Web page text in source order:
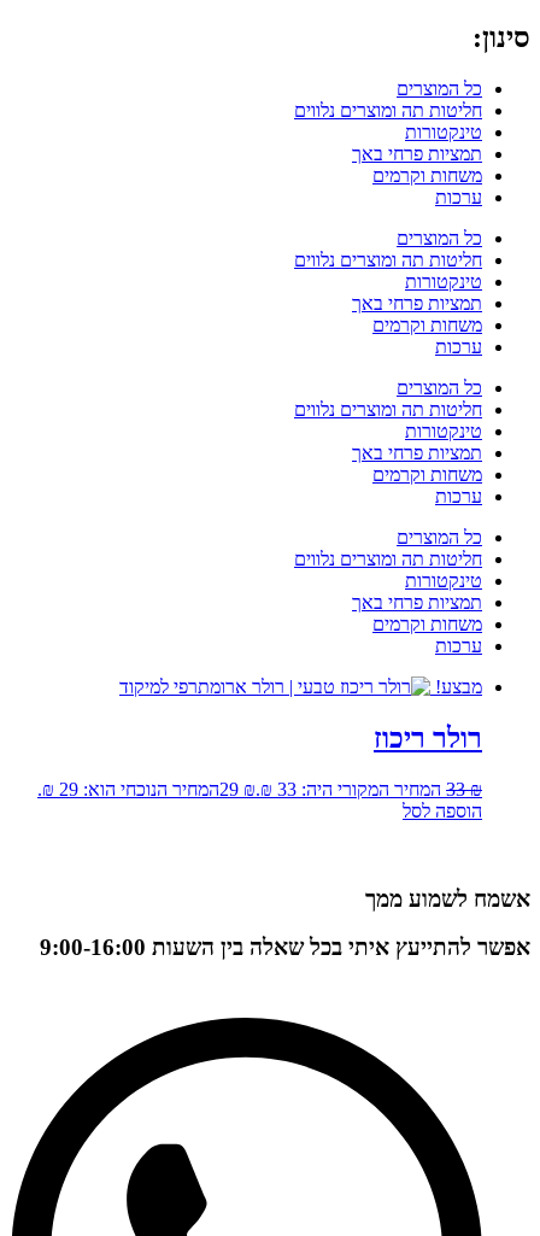
סינון:
כל המוצרים
חליטות תה ומוצרים נלווים
טינקטורות
תמציות פרחי באך
משחות וקרמים
ערכות
כל המוצרים
חליטות תה ומוצרים נלווים
טינקטורות
תמציות פרחי באך
משחות וקרמים
ערכות
כל המוצרים
חליטות תה ומוצרים נלווים
טינקטורות
תמציות פרחי באך
משחות וקרמים
ערכות
כל המוצרים
חליטות תה ומוצרים נלווים
טינקטורות
תמציות פרחי באך
משחות וקרמים
ערכות
מבצע!
רולר ריכוז
33₪ המחיר המקורי היה: 33 ₪. 29 ₪
המחיר הנוכחי הוא: 29 ₪.
הוספה לסל
אשמח לשמוע ממך
אפשר להתייעץ איתי בכל שאלה בין השעות 9:00-16:00